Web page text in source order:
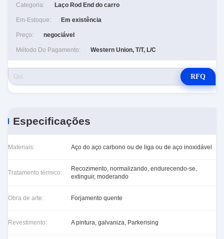
Categoria: Laço Rod End do carro
Em-Estoque: Em existência
Preço: negociável
Método Do Pagamento: Western Union, T/T, L/C
RFQ
Especificações
Materiais: Aço do aço carbono ou de liga ou de aço inoxidável
Tratamento térmico:
Recozimento, normalizando, endurecendo-se,
extinguir, moderando
Obra de arte: Forjamento quente
Revestimento: A pintura, galvaniza, Parkerising